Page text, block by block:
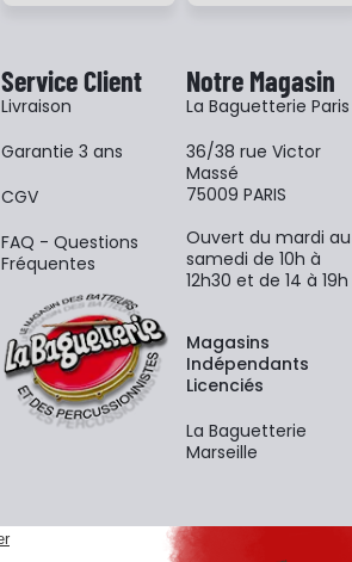
Service Client
Livraison
Garantie 3 ans
CGV
FAQ - Questions
Fréquentes
Notre Magasin
La Baguetterie Paris
36/38 rue Victor
Massé
75009 PARIS
Ouvert du mardi au
samedi de 10h à
12h30 et de 14 à 19h
Magasins
Indépendants
Licenciés
La Baguetterie
Marseille